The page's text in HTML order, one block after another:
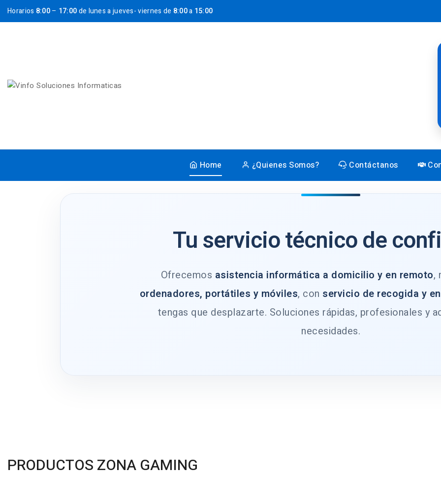
Horarios 8:00– 17:00de lunes a jueves- viernes de 8:00a 15:00
Home ¿Quienes Somos? Contáctanos
Tu servicio técnico de
Ofrecemos asistencia informática a domicilio y en remoto,
ordenadores, portátiles y móviles, con servicio de recogida y
tengas que desplazarte. Soluciones rápidas, profesionales y
necesidades.
PRODUCTOS ZONA GAMING